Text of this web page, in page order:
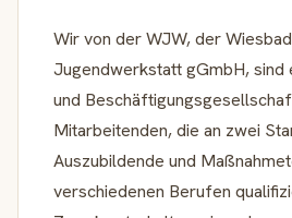
Wir von der WJW, der
Jugendwerkstatt gGmbH, sind
und
Mitarbeitenden, die an zwei
Auszubildende und
verschiedenen Berufen